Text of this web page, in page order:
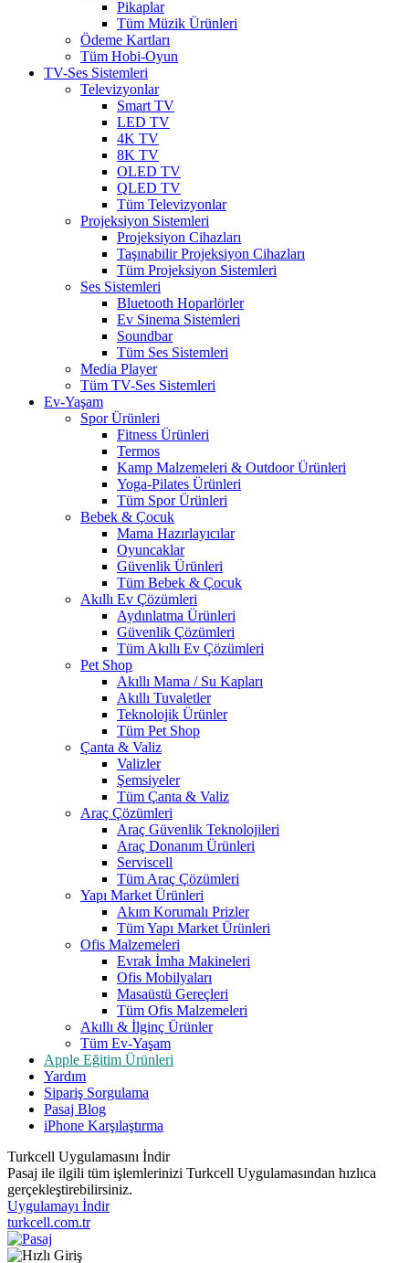
Pikaplar
Tüm Müzik Ürünleri
Ödeme Kartları
Tüm Hobi-Oyun
TV-Ses Sistemleri
Televizyonlar
Smart TV
LED TV
4K TV
8K TV
OLED TV
QLED TV
Tüm Televizyonlar
Projeksiyon Sistemleri
Projeksiyon Cihazları
Taşınabilir Projeksiyon Cihazları
Tüm Projeksiyon Sistemleri
Ses Sistemleri
Bluetooth Hoparlörler
Ev Sinema Sistemleri
Soundbar
Tüm Ses Sistemleri
Media Player
Tüm TV-Ses Sistemleri
Ev-Yaşam
Spor Ürünleri
Fitness Ürünleri
Termos
Kamp Malzemeleri & Outdoor Ürünleri
Yoga-Pilates Ürünleri
Tüm Spor Ürünleri
Bebek & Çocuk
Mama Hazırlayıcılar
Oyuncaklar
Güvenlik Ürünleri
Tüm Bebek & Çocuk
Akıllı Ev Çözümleri
Aydınlatma Ürünleri
Güvenlik Çözümleri
Tüm Akıllı Ev Çözümleri
Pet Shop
Akıllı Mama / Su Kapları
Akıllı Tuvaletler
Teknolojik Ürünler
Tüm Pet Shop
Çanta & Valiz
Valizler
Şemsiyeler
Tüm Çanta & Valiz
Araç Çözümleri
Araç Güvenlik Teknolojileri
Araç Donanım Ürünleri
Serviscell
Tüm Araç Çözümleri
Yapı Market Ürünleri
Akım Korumalı Prizler
Tüm Yapı Market Ürünleri
Ofis Malzemeleri
Evrak İmha Makineleri
Ofis Mobilyaları
Masaüstü Gereçleri
Tüm Ofis Malzemeleri
Akıllı & İlginç Ürünler
Tüm Ev-Yaşam
Apple Eğitim Ürünleri
Yardım
Sipariş Sorgulama
Pasaj Blog
iPhone Karşılaştırma
Turkcell Uygulamasını İndir
Pasaj ile ilgili tüm işlemlerinizi Turkcell Uygulamasından hızlıca
gerçekleştirebilirsiniz.
Uygulamayı İndir
turkcell.com.tr